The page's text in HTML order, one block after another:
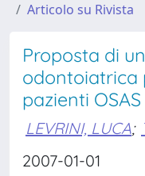
Articolo su Rivista
Proposta di
odontoiatrica
pazienti OSAS
LEVRINI, LUCA;
2007-01-01